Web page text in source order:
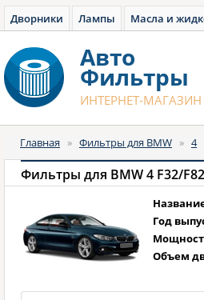
Дворники Лампы Масла и
Авто
Фильтры
ИНТЕРНЕТ-МАГАЗИН
Главная » Фильтры для BMW » 4
Фильтры для BMW 4 F32/
Год
Объем